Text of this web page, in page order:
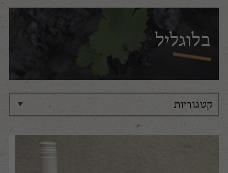
בלוגליל
קטגוריות
כל הקטגוריות